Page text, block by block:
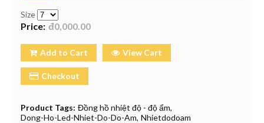
Size
Price: đ0,000.00
Add to Cart View Cart
Checkout
Product Tags: Đồng hồ nhiệt độ - độ ẩm
Dong-Ho-Led-Nhiet-Do-Do-Am Nhietdodoam